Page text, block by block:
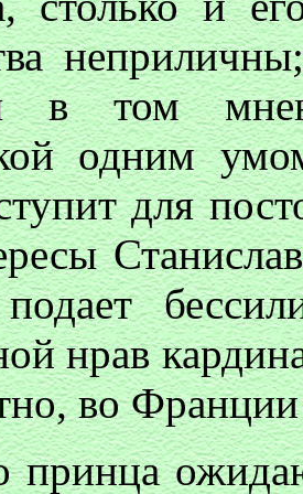
в том
одним
для
нрав
во
принца